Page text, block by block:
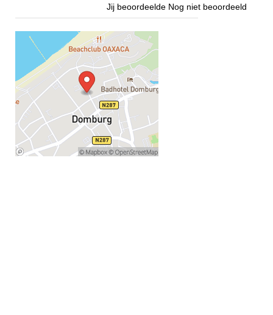
Jij beoordeelde Nog niet beoordeeld